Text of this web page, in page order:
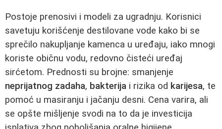
Postoje prenosivi i modeli za ugradnju. Korisnici
savetuju korišćenje destilovane vode kako bi se
sprečilo nakupljanje kamenca u uređaju, iako mnogi
koriste običnu vodu, redovno čisteći uređaj
sirćetom. Prednosti su brojne: smanjenje
neprijatnog zadaha, bakterija i rizika od karijesa, te
pomoć u masiranju i jačanju desni. Cena varira, ali
se opšte mišljenje svodi na to da je investicija